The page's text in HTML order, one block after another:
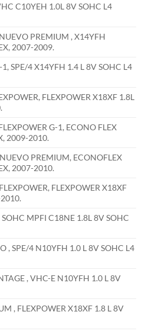
C10YEH 1.0L 8V SOHC L4
PREMIUM , X14YFH
2007-2009.
SPE/4 X14YFH 1.4 L 8V SOHC L4
FLEXPOWER X18XF 1.8L
G-1, ECONO FLEX
2009-2010.
PREMIUM, ECONOFLEX
2007-2010.
FLEXPOWER X18XF
MPFI C18NE 1.8L 8V SOHC
, SPE/4 N10YFH 1.0 L 8V SOHC L4
, VHC-E N10YFH 1.0 L 8V
, FLEXPOWER X18XF 1.8 L 8V